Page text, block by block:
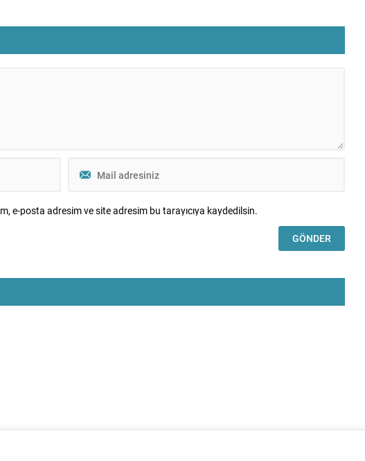
e-posta adresim ve site adresim bu tarayıcıya kaydedilsin.